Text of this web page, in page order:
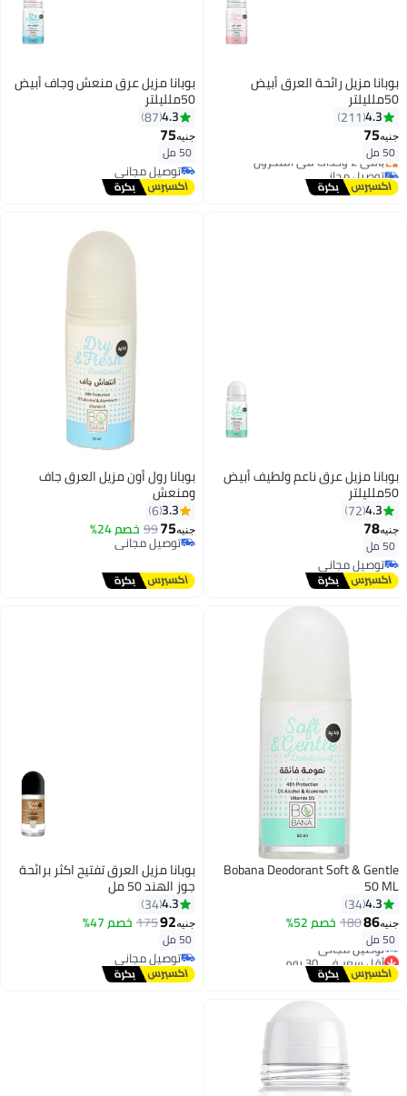
بوبانا مزيل رائحة العرق أبيض
50ملليلتر
4.3
211
جنيه75
50 ملتوصيل مجاني
باقي 2 وحدات في المخزون
توصيل مجاني
بوبانا مزيل عرق منعش وجاف أبيض
50ملليلتر
4.3
87
جنيه75
50 مل
توصيل مجاني
توصيل مجاني
بوبانا مزيل عرق ناعم ولطيف أبيض
50ملليلتر
4.3
72
جنيه78
50 مل
توصيل مجاني
توصيل مجاني
بوبانا رول أون مزيل العرق جاف
ومنعش
3.3
6
جنيه75
99 خصم 24%
توصيل مجاني
توصيل مجاني
Bobana Deodorant Soft & Gentle
50 ML
4.3
34
جنيه86
180 خصم 52%
50 ملأقل سعر في 30 يوم
توصيل مجاني
أقل سعر في 30 يوم
بوبانا مزيل العرق تفتيح اكثر برائحة
جوز الهند 50 مل
4.3
34
جنيه92
175 خصم 47%
50 مل
توصيل مجاني
توصيل مجاني